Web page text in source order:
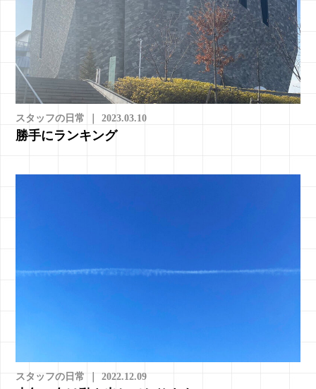
スタッフの日常 2023.03.10
勝手にランキング
スタッフの日常 2022.12.09